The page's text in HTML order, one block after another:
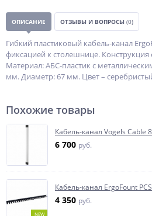
ОПИСАНИЕ ОТЗЫВЫ И ВОПРОСЫ (0)
Гибкий пластиковый кабель-канал
фиксацией к столешнице. Конструкция
Материал: АБС-пластик с
мм. Диаметр: 67 мм. Цвет –
Похожие товары
Кабель-канал Vogels Cable
6 700 руб.
NEW
Кабель-канал ErgoFount
4 350 руб.